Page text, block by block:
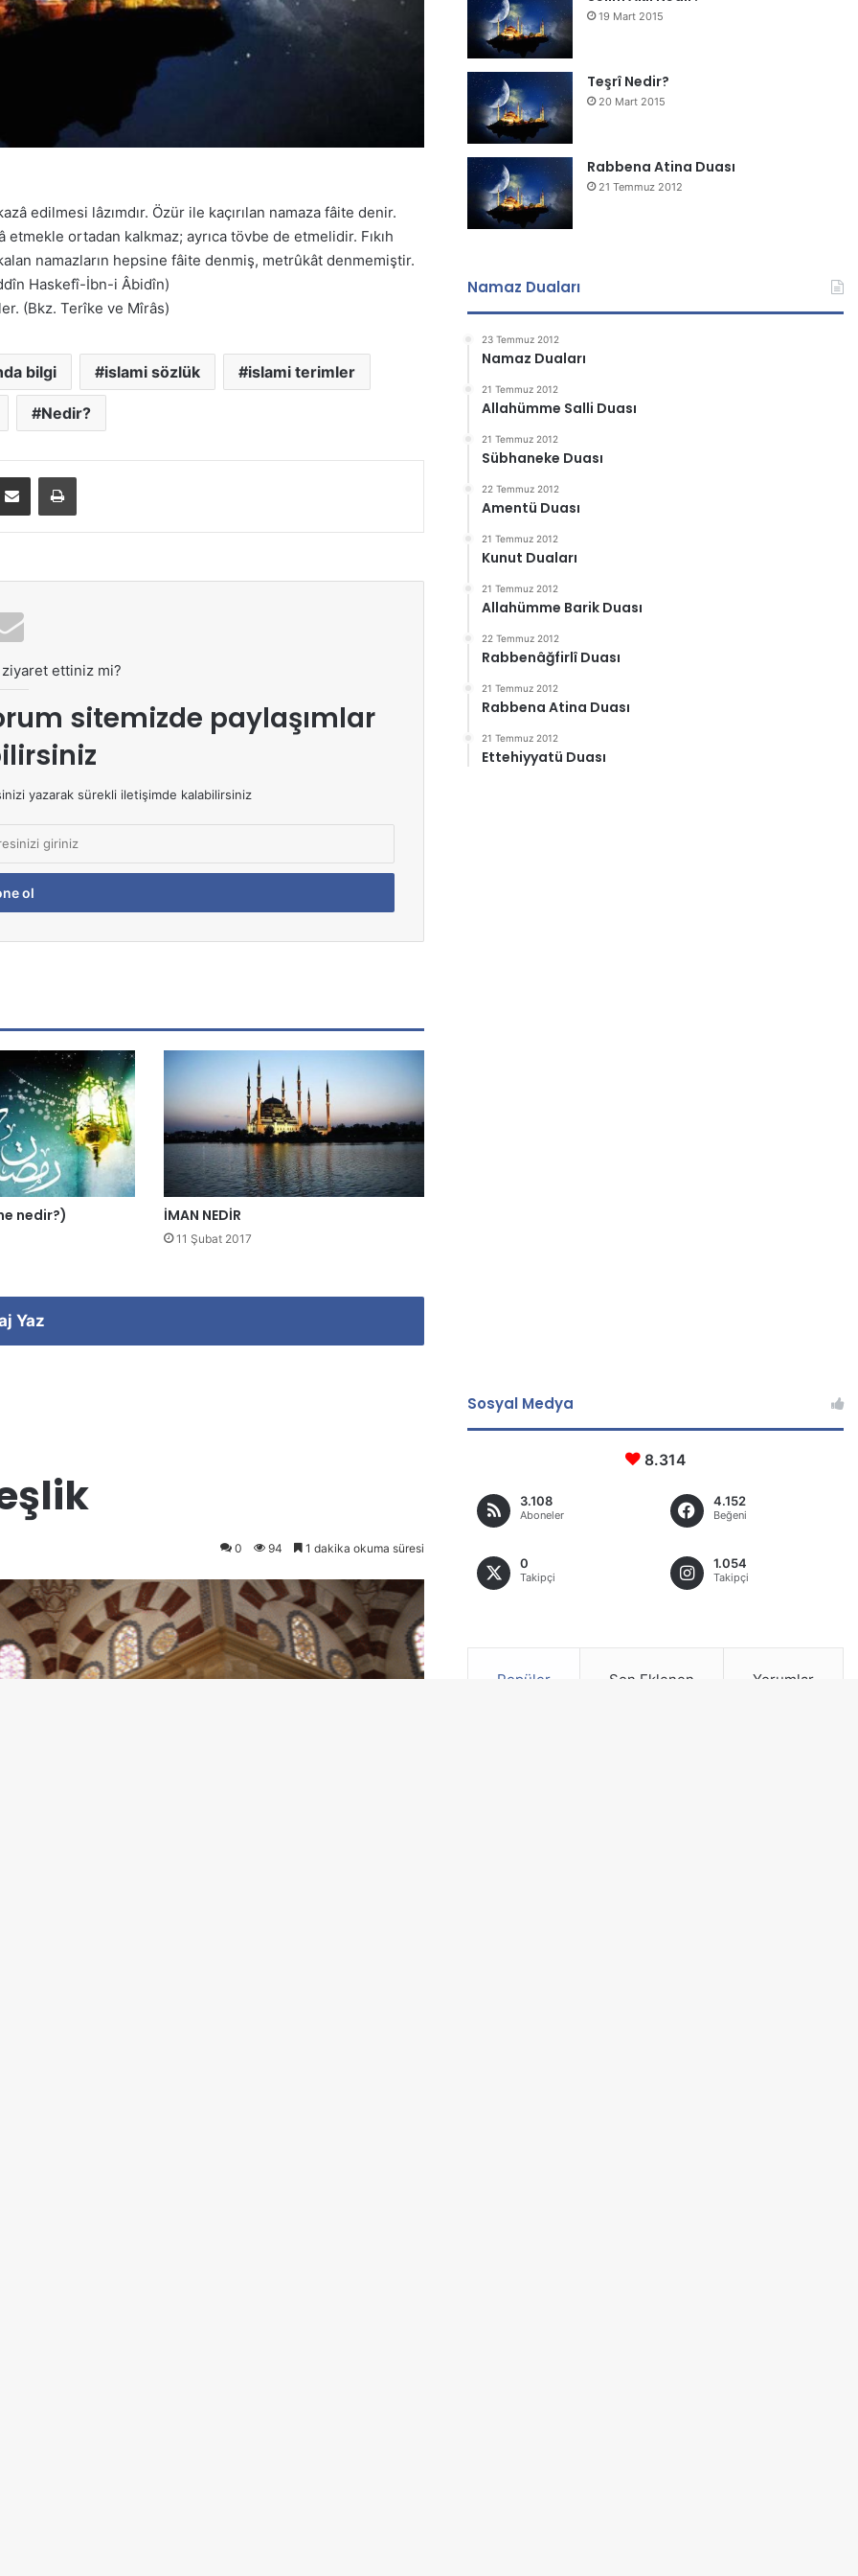
edilmesi lâzımdır. Özür ile kaçırılan namaza fâite denir.
ortadan kalkmaz; ayrıca tövbe de etmelidir. Fıkıh
namazların hepsine fâite denmiş, metrûkât denmemiştir.
Haskefî-İbn-i Âbidîn)
(Bkz. Terîke ve Mîrâs)
bilgi islami sözlük islami terimler
Nedir?
ziyaret ettiniz mi?
sitemizde paylaşımlar
yazarak sürekli iletişimde kalabilirsiniz
nedir?) İMAN NEDİR
11 Şubat 2017
Yaz
19 Mart 2015
Teşrî Nedir?
20 Mart 2015
Rabbena Atina Duası
21 Temmuz 2012
Namaz Duaları
23 Temmuz 2012
Namaz Duaları
21 Temmuz 2012
Allahümme Salli Duası
21 Temmuz 2012
Sübhaneke Duası
22 Temmuz 2012
Amentü Duası
21 Temmuz 2012
Kunut Duaları
21 Temmuz 2012
Allahümme Barik Duası
22 Temmuz 2012
Rabbenâğfirlî Duası
21 Temmuz 2012
Rabbena Atina Duası
21 Temmuz 2012
Ettehiyyatü Duası